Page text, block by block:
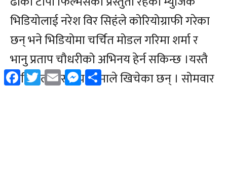
Facebook
TwitterEmail Messenger
Share